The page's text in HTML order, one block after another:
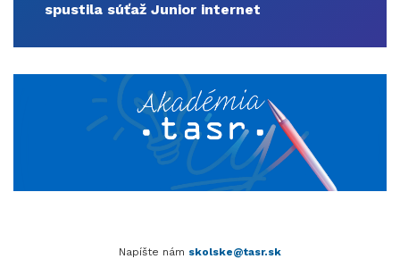
spustila súťaž Junior internet
Napíšte nám skolske@tasr.sk